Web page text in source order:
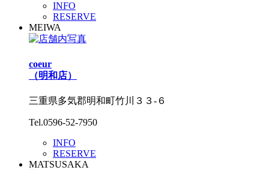
INFO
RESERVE
MEIWA
coeur
（明和店）
三重県多気郡明和町竹川３３‐６
Tel.0596-52-7950
INFO
RESERVE
MATSUSAKA